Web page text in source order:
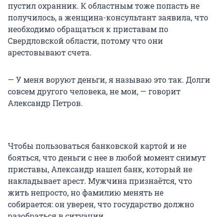
пустил охранник. К областным тоже попасть не
получилось, а женщина-консультант заявила, что
необходимо обращаться к приставам по
Свердловской области, потому что они
арестовывают счета.
— У меня воруют деньги, я называю это так. Долги
совсем другого человека, не мои, — говорит
Александр Петров.
Чтобы пользоваться банковской картой и не
бояться, что деньги с нее в любой момент снимут
приставы, Александр нашел банк, который не
накладывает арест. Мужчина признаётся, что
жить непросто, но фамилию менять не
собирается: он уверен, что государство должно